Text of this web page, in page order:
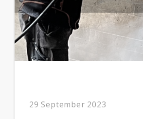
29 September 2023